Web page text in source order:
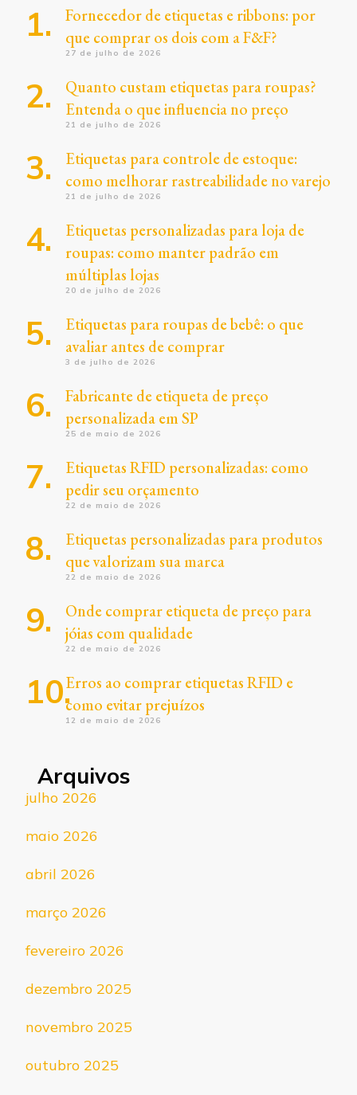
Fornecedor de etiquetas e ribbons: por
que comprar os dois com a F&F?
27 de julho de 2026
Quanto custam etiquetas para roupas?
Entenda o que influencia no preço
21 de julho de 2026
Etiquetas para controle de estoque:
como melhorar rastreabilidade no varejo
21 de julho de 2026
Etiquetas personalizadas para loja de
roupas: como manter padrão em
múltiplas lojas
20 de julho de 2026
Etiquetas para roupas de bebê: o que
avaliar antes de comprar
3 de julho de 2026
Fabricante de etiqueta de preço
personalizada em SP
25 de maio de 2026
Etiquetas RFID personalizadas: como
pedir seu orçamento
22 de maio de 2026
Etiquetas personalizadas para produtos
que valorizam sua marca
22 de maio de 2026
Onde comprar etiqueta de preço para
jóias com qualidade
22 de maio de 2026
Erros ao comprar etiquetas RFID e
como evitar prejuízos
12 de maio de 2026
Arquivos
julho 2026
maio 2026
abril 2026
março 2026
fevereiro 2026
dezembro 2025
novembro 2025
outubro 2025